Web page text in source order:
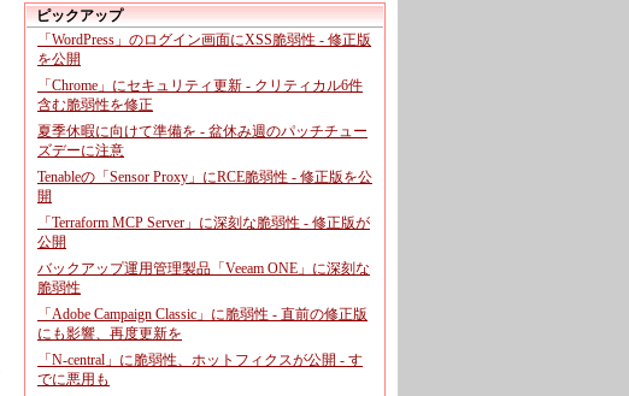
ピックアップ
「WordPress」のログイン画面にXSS脆弱性 - 修正版
を公開
「Chrome」にセキュリティ更新 - クリティカル6件
含む脆弱性を修正
夏季休暇に向けて準備を - 盆休み週のパッチチュー
ズデーに注意
Tenableの「Sensor Proxy」にRCE脆弱性 - 修正版を公
開
「Terraform MCP Server」に深刻な脆弱性 - 修正版が
公開
バックアップ運用管理製品「Veeam ONE」に深刻な
脆弱性
「Adobe Campaign Classic」に脆弱性 - 直前の修正版
にも影響、再度更新を
「N-central」に脆弱性、ホットフィクスが公開 - す
でに悪用も